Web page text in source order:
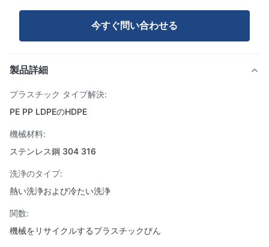
今すぐ問い合わせる
製品詳細
プラスチック タイプ解決:
PE PP LDPEのHDPE
機械材料:
ステンレス鋼 304 316
洗浄のタイプ:
熱い洗浄および冷たい洗浄
関数:
機械をリサイクルするプラスチックびん